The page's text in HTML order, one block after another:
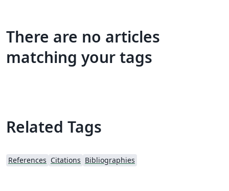
There are no articles
matching your tags
Related Tags
References Citations Bibliographies